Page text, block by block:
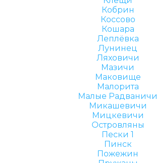
Кобрин
Коссово
Кошара
Леплёвка
Лунинец
Ляховичи
Мазичи
Маковище
Малорита
Малые Радваничи
Микашевичи
Мицкевичи
Островляны
Пески 1
Пинск
Пожежин